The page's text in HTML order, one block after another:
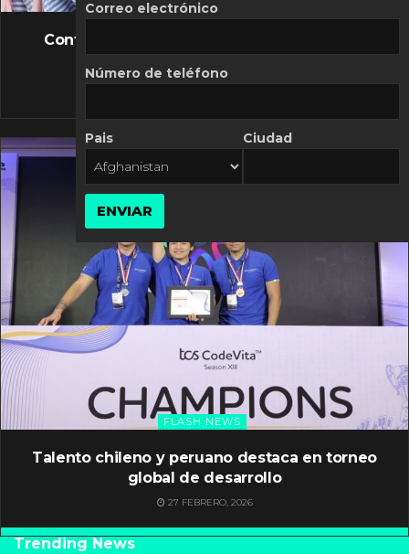
FLASH NEWS
Controversia de Mercado Libre por costos
10 MARZO, 2026
FLASH NEWS
Talento chileno y peruano destaca en torneo
global de desarrollo
27 FEBRERO, 2026
Trending News
Correo electrónico
Número de teléfono
Pais Ciudad
ENVIAR